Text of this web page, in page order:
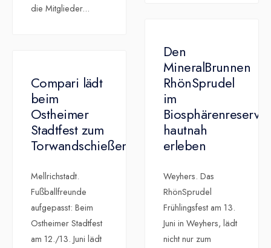
die Mitglieder...
Den
MineralBrunnen
RhönSprudel
im
Biosphärenreservat
hautnah
erleben
Weyhers. Das
RhönSprudel
Frühlingsfest am 13.
Juni in Weyhers, lädt
nicht nur zum
Compari lädt
beim
Ostheimer
Stadtfest zum
Torwandschießen
Mellrichstadt.
Fußballfreunde
aufgepasst: Beim
Ostheimer Stadtfest
am 12./13. Juni lädt